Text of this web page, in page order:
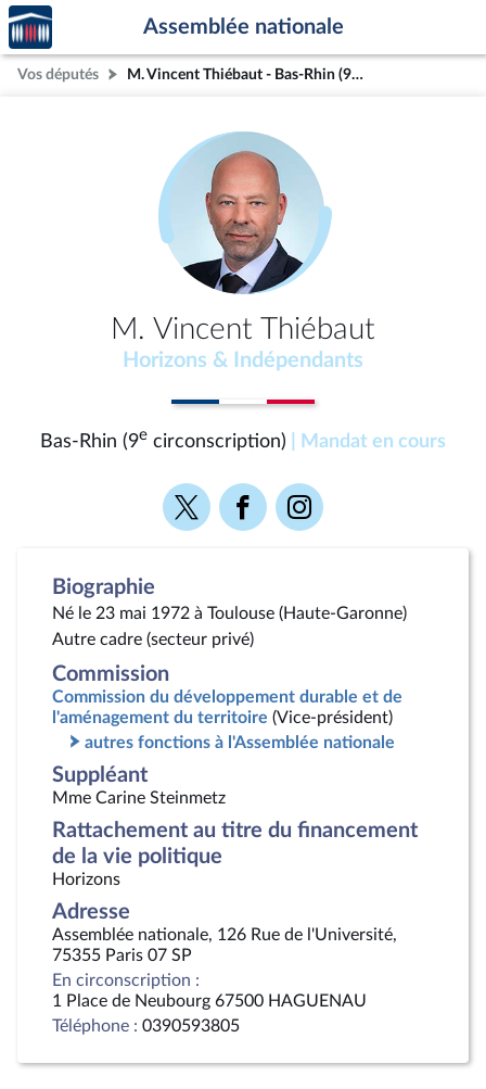
Aller au contenu
Aller en bas de la page
Accèder
à la
page
d'accueil
Assemblée nationale
Vos députés M. Vincent Thiébaut - Bas-Rhin (9e circonscription)
M. Vincent Thiébaut
Horizons & Indépendants
Bas-Rhin (9e circonscription) | Mandat en cours
Voir
la
Voir
la
Voir
la
Biographie
Né le 23 mai 1972 à Toulouse (Haute-Garonne)
Autre cadre (secteur privé)
Commission
Commission du développement durable et de
l'aménagement du territoire (Vice-président)
autres fonctions à l'Assemblée nationale
Suppléant
Mme Carine Steinmetz
Rattachement au titre du financement
de la vie politique
Horizons
Adresse
Assemblée nationale, 126 Rue de l'Université,
75355 Paris 07 SP
En circonscription :
1 Place de Neubourg 67500 HAGUENAU
Téléphone : 0390593805